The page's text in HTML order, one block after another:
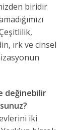
biridir
ırk ve cinsel
değinebilir
iki